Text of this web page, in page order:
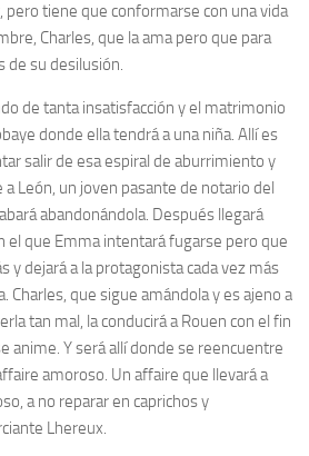
tiene que conformarse con una vida
Charles, que la ama pero que para
de su desilusión.
de tanta insatisfacción y el matrimonio
donde ella tendrá a una niña. Allí es
salir de esa espiral de aburrimiento y
León, un joven pasante de notario del
abandonándola. Después llegará
el que Emma intentará fugarse pero que
y dejará a la protagonista cada vez más
Charles, que sigue amándola y es ajeno a
tan mal, la conducirá a Rouen con el fin
anime. Y será allí donde se reencuentre
amoroso. Un affaire que llevará a
a no reparar en caprichos y
Lhereux.